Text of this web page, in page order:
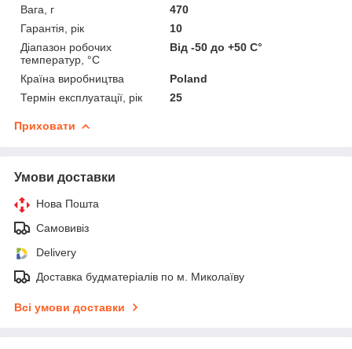
Вага, г
470
Гарантія, рік
10
Діапазон робочих
температур, °С
Від -50 до +50 С°
Країна виробництва
Poland
Термін експлуатації, рік
25
Приховати
Умови доставки
Нова Пошта
Самовивіз
Delivery
Доставка будматеріалів по м. Миколаїву
Всі умови доставки